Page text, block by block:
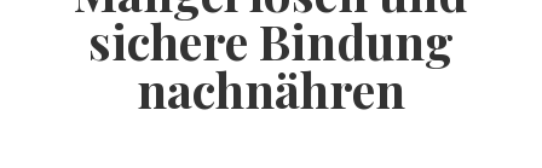
sichere Bindung
nachnähren